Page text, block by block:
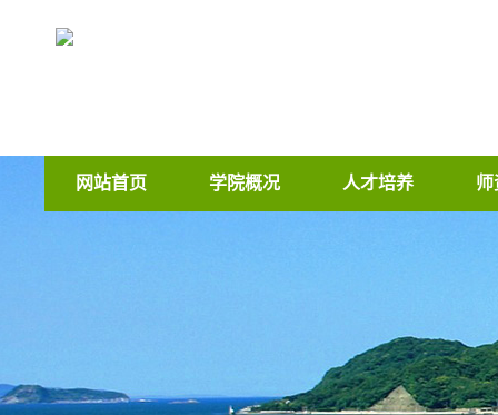
网站首页 学院概况 人才培养 师